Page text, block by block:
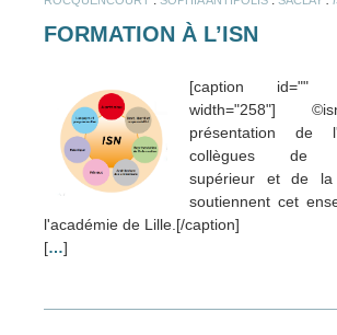
FORMATION À L’ISN
[caption id=""
width="258"]
présentation de
collègues de
supérieur et de la
soutiennent cet
l'académie de Lille.[/caption]
[…]